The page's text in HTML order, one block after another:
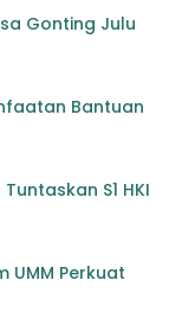
Gonting Julu
Bantuan
S1 HKI
UMM Perkuat